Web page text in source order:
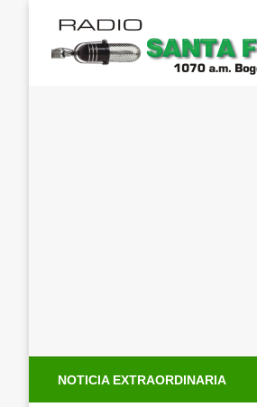
contenido
NOTICIA EXTRAORDINARIA